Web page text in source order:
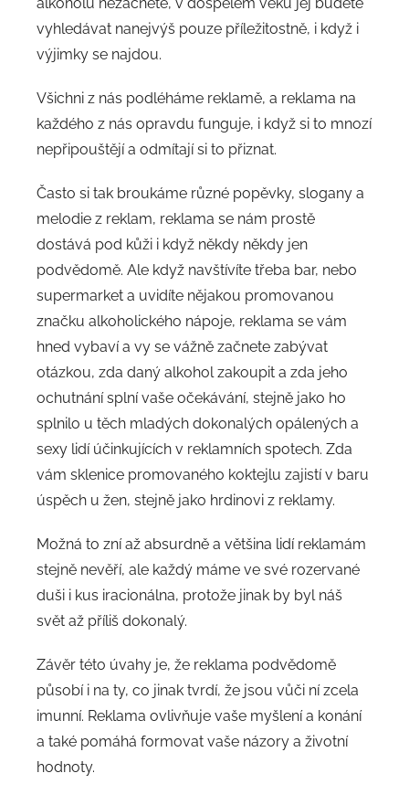
vyhledávat nanejvýš pouze příležitostně, i když i
výjimky se najdou.
Všichni z nás podléháme reklamě, a reklama na
každého z nás opravdu funguje, i když si to mnozí
nepřipouštějí a odmítají si to přiznat.
Často si tak broukáme různé popěvky, slogany a
melodie z reklam, reklama se nám prostě
dostává pod kůži i když někdy někdy jen
podvědomě. Ale když navštívíte třeba bar, nebo
supermarket a uvidíte nějakou promovanou
značku alkoholického nápoje, reklama se vám
hned vybaví a vy se vážně začnete zabývat
otázkou, zda daný alkohol zakoupit a zda jeho
ochutnání splní vaše očekávání, stejně jako ho
splnilo u těch mladých dokonalých opálených a
sexy lidí účinkujících v reklamních spotech. Zda
vám sklenice promovaného koktejlu zajistí v baru
úspěch u žen, stejně jako hrdinovi z reklamy.
Možná to zní až absurdně a většina lidí reklamám
stejně nevěří, ale každý máme ve své rozervané
duši i kus iracionálna, protože jinak by byl náš
svět až příliš dokonalý.
Závěr této úvahy je, že reklama podvědomě
působí i na ty, co jinak tvrdí, že jsou vůči ní zcela
imunní. Reklama ovlivňuje vaše myšlení a konání
a také pomáhá formovat vaše názory a životní
hodnoty.